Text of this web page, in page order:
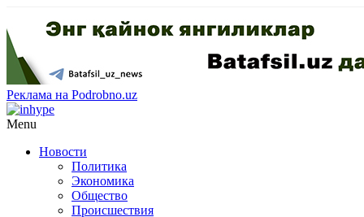
Реклама на Podrobno.uz
Menu
Новости
Политика
Экономика
Общество
Происшествия